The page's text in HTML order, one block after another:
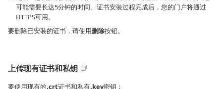
可能需要长达5分钟的时间。证书安装过程完成后，您的门户将通过
HTTPS可用。
要删除已安装的证书，请使用删除按钮。
上传现有证书和私钥
要使用现有的.crt证书和私有.key密钥：